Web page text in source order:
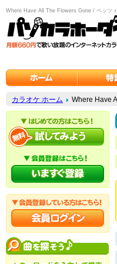
Where Have All The Flowers Gone / ベッツ
カラオケ ホーム Where Have